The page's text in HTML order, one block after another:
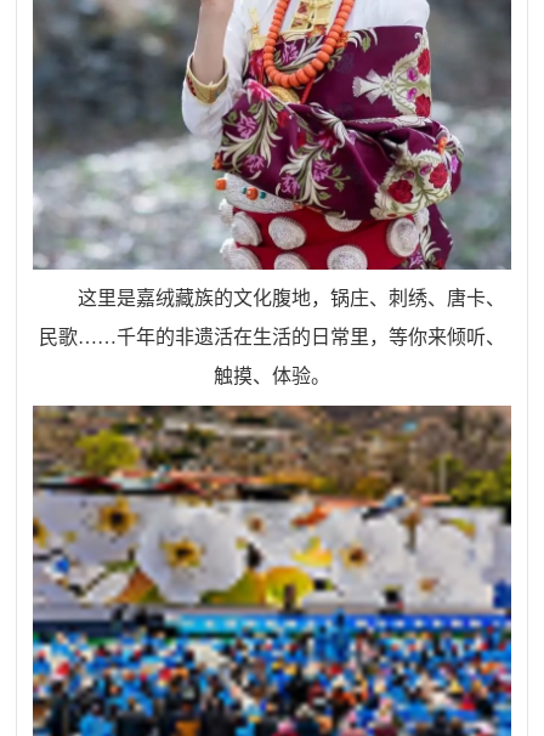
这里是嘉绒藏族的文化腹地，锅庄、刺绣、唐卡、
民歌……千年的非遗活在生活的日常里，等你来倾听、
触摸、体验。